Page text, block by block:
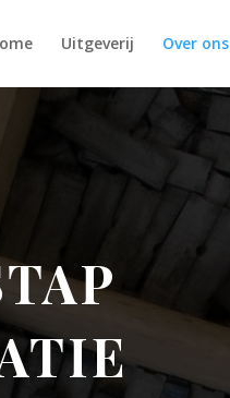
Uitgeverij Over ons